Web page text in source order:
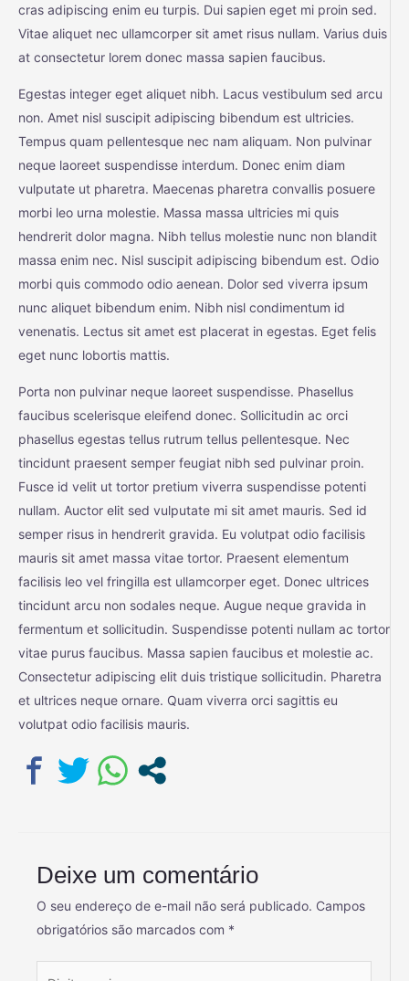
cras adipiscing enim eu turpis. Dui sapien eget mi proin sed.
Vitae aliquet nec ullamcorper sit amet risus nullam. Varius duis
at consectetur lorem donec massa sapien faucibus.
Egestas integer eget aliquet nibh. Lacus vestibulum sed arcu
non. Amet nisl suscipit adipiscing bibendum est ultricies.
Tempus quam pellentesque nec nam aliquam. Non pulvinar
neque laoreet suspendisse interdum. Donec enim diam
vulputate ut pharetra. Maecenas pharetra convallis posuere
morbi leo urna molestie. Massa massa ultricies mi quis
hendrerit dolor magna. Nibh tellus molestie nunc non blandit
massa enim nec. Nisl suscipit adipiscing bibendum est. Odio
morbi quis commodo odio aenean. Dolor sed viverra ipsum
nunc aliquet bibendum enim. Nibh nisl condimentum id
venenatis. Lectus sit amet est placerat in egestas. Eget felis
eget nunc lobortis mattis.
Porta non pulvinar neque laoreet suspendisse. Phasellus
faucibus scelerisque eleifend donec. Sollicitudin ac orci
phasellus egestas tellus rutrum tellus pellentesque. Nec
tincidunt praesent semper feugiat nibh sed pulvinar proin.
Fusce id velit ut tortor pretium viverra suspendisse potenti
nullam. Auctor elit sed vulputate mi sit amet mauris. Sed id
semper risus in hendrerit gravida. Eu volutpat odio facilisis
mauris sit amet massa vitae tortor. Praesent elementum
facilisis leo vel fringilla est ullamcorper eget. Donec ultrices
tincidunt arcu non sodales neque. Augue neque gravida in
fermentum et sollicitudin. Suspendisse potenti nullam ac tortor
vitae purus faucibus. Massa sapien faucibus et molestie ac.
Consectetur adipiscing elit duis tristique sollicitudin. Pharetra
et ultrices neque ornare. Quam viverra orci sagittis eu
volutpat odio facilisis mauris.
Deixe um comentário
O seu endereço de e-mail não será publicado. Campos
obrigatórios são marcados com *